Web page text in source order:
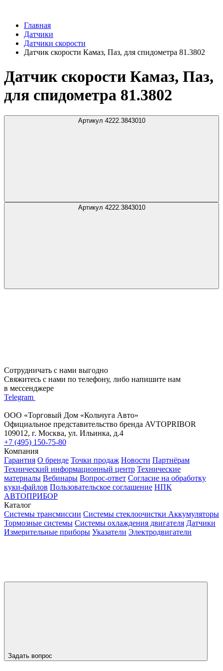
Главная
Датчики
Датчики скорости
Датчик скорости Камаз, Паз, для спидометра 81.3802
Датчик скорости Камаз, Паз,
для спидометра 81.3802
Артикул 4222.3843010
Артикул 4222.3843010
Сотрудничать с нами выгодно
Свяжитесь с нами по телефону, либо напишите нам
в мессенджере
Telegram
ООО «Торговый Дом «Кольчуга Авто»
Официальное представительство бренда AVTOPRIBOR
109012, г. Москва, ул. Ильинка, д.4
+7 (495) 150-75-80
Компания
Гарантия О бренде Точки продаж Новости Партнёрам
Технический информационный центр Технические
материалы Вебинары Вопрос-ответ Согласие на обработку
куки-файлов Пользовательское соглашение НПК
АВТОПРИБОР
Каталог
Системы трансмиссии Системы стеклоочистки Аккумуляторы
Тормозные системы Системы охлаждения двигателя Датчики
Измерительные приборы Указатели Электродвигатели
Задать вопрос